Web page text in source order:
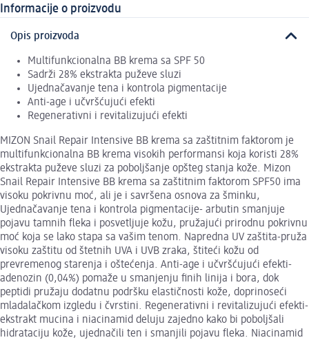
Informacije o proizvodu
Opis proizvoda
Multifunkcionalna BB krema sa SPF 50
Sadrži 28% ekstrakta puževe sluzi
Ujednačavanje tena i kontrola pigmentacije
Anti-age i učvršćujući efekti
Regenerativni i revitalizujući efekti
MIZON Snail Repair Intensive BB krema sa zaštitnim faktorom je
multifunkcionalna BB krema visokih performansi koja koristi 28%
ekstrakta puževe sluzi za poboljšanje opšteg stanja kože. Mizon
Snail Repair Intensive BB krema sa zaštitnim faktorom SPF50 ima
visoku pokrivnu moć, ali je i savršena osnova za šminku,
Ujednačavanje tena i kontrola pigmentacije- arbutin smanjuje
pojavu tamnih fleka i posvetljuje kožu, pružajući prirodnu pokrivnu
moć koja se lako stapa sa vašim tenom. Napredna UV zaštita-pruža
visoku zaštitu od štetnih UVA i UVB zraka, štiteći kožu od
prevremenog starenja i oštećenja. Anti-age i učvršćujući efekti-
adenozin (0,04%) pomaže u smanjenju finih linija i bora, dok
peptidi pružaju dodatnu podršku elastičnosti kože, doprinoseći
mladalačkom izgledu i čvrstini. Regenerativni i revitalizujući efekti-
ekstrakt mucina i niacinamid deluju zajedno kako bi poboljšali
hidrataciju kože, ujednačili ten i smanjili pojavu fleka. Niacinamid